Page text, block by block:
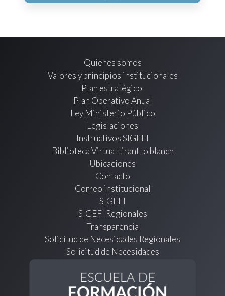
Quienes somos
Valores y principios institucionales
Plan estratégico
Plan Operativo Anual
Ley Ministerio Público
Legislaciones
Instructivos SIGEFI
Biblioteca Virtual tirant lo blanch
Ubicaciones
Contacto
Correo institucional
SIGEFI
SIGEFI Regionales
Transparencia
Solicitud de Necesidades Regionales
Solicitud de Necesidades